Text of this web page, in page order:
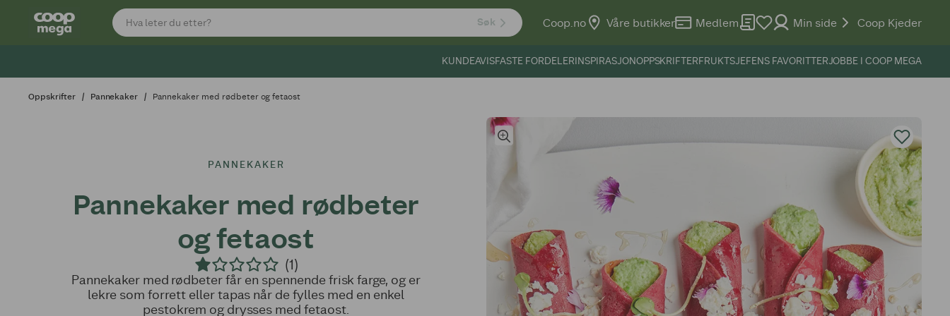
Søk Coop.no Våre butikker Medlem Min side Coop Kjeder
KUNDEAVISFASTE FORDELERINSPIRASJONOPPSKRIFTERFRUKTSJEFENS FAVORITTERJOBBE I COOP MEGA
Oppskrifter Pannekaker Pannekaker med rødbeter og fetaost
PANNEKAKER
Pannekaker med rødbeter
og fetaost
(1)
Pannekaker med rødbeter får en spennende frisk farge, og er
lekre som forrett eller tapas når de fylles med en enkel
pestokrem og drysses med fetaost.